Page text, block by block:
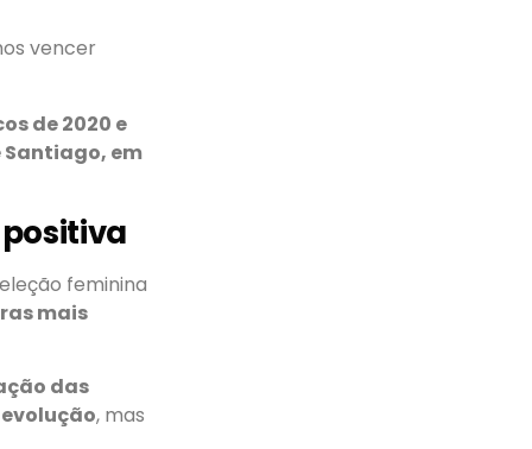
vencer
de 2020 e
Santiago, em
feminina
mais
das
, mas